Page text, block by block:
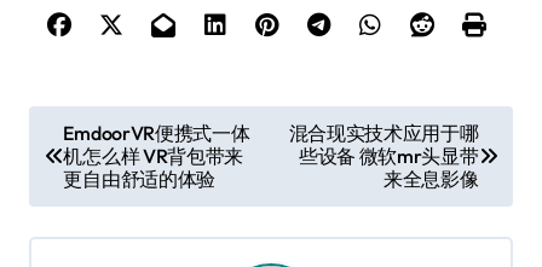
章
导
航
EmdoorVR便携式一体
机怎么样 VR背包带来
更自由舒适的体验
混合现实技术应用于哪
些设备 微软mr头显带
来全息影像